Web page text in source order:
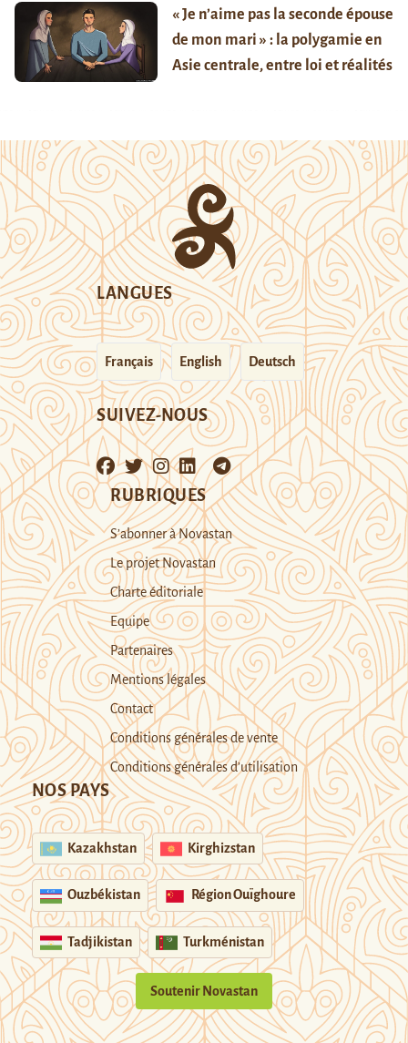
« Je n’aime pas la seconde épouse
de mon mari » : la polygamie en
Asie centrale, entre loi et réalités
LANGUES
Français English Deutsch
SUIVEZ-NOUS
RUBRIQUES
S’abonner à Novastan
Le projet Novastan
Charte éditoriale
Equipe
Partenaires
Mentions légales
Contact
Conditions générales de vente
Conditions générales d’utilisation
NOS PAYS
Kazakhstan Kirghizstan
Ouzbékistan Région Ouïghoure
Tadjikistan Turkménistan
Soutenir Novastan